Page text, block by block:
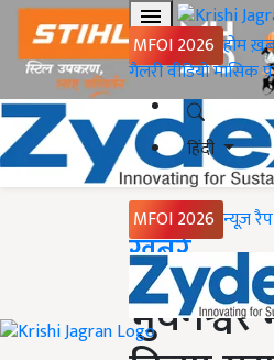
MFOI 2026 होम
गैलरीवीडियोमासिक
हिंदी
MFOI 2026 न्यूज़ रैप
Home
ख़बरें